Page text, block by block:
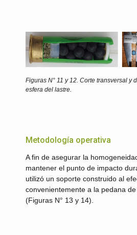
Figuras N° 11 y 12. Corte transversal y
esfera del lastre.
Metodología operativa
A fin de asegurar la
mantener el punto de impacto
utilizó un soporte construido al
convenientemente a la pedana
(Figuras N° 13 y 14).